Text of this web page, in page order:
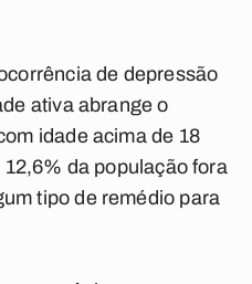
de depressão
ativa abrange o
idade acima de 18
da população fora
tipo de remédio para